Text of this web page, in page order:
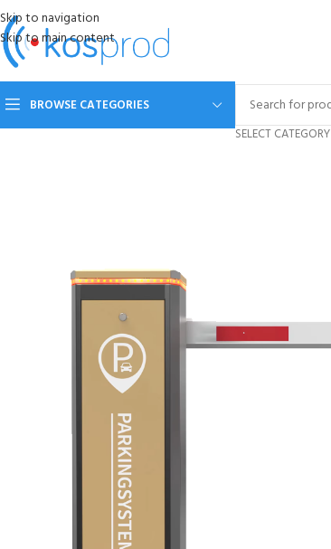
Skip to navigation
Skip to main content
BROWSE CATEGORIES
SELECT CATEGORY